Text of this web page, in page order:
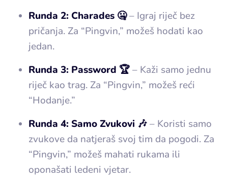
Runda 2: Charades 🤐– Igraj riječ bez
pričanja. Za “Pingvin,” možeš hodati kao
jedan.
Runda 3: Password 🏆– Kaži samo jednu
riječ kao trag. Za “Pingvin,” možeš reći
“Hodanje.”
Runda 4: Samo Zvukovi 🎶– Koristi samo
zvukove da natjeraš svoj tim da pogodi. Za
“Pingvin,” možeš mahati rukama ili
oponašati ledeni vjetar.